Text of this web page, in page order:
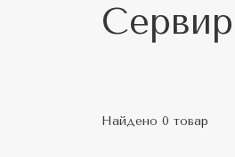
Найдено 0 товар